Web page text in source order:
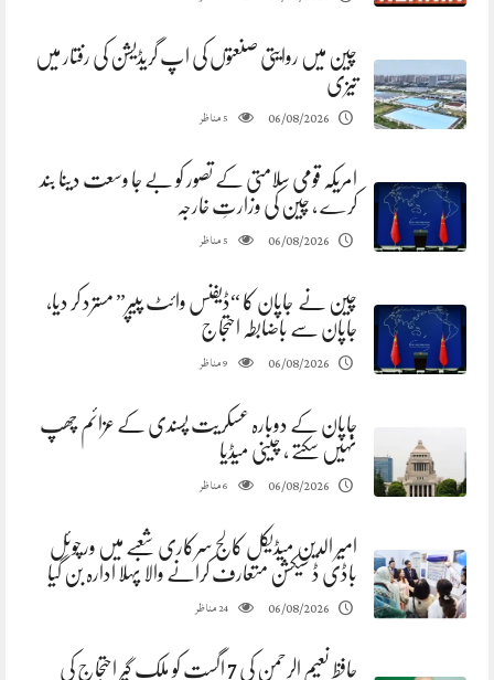
چین میں روایتی صنعتوں کی اپ گریڈیشن کی رفتار میں
تیزی
06/08/2026
5مناظر
امریکہ قومی سلامتی کے تصور کو بے جا وسعت دینا بند
کرے ، چین کی وزارتِ خارجہ
06/08/2026
5مناظر
چین نے جاپان کا “ڈیفنس وائٹ پیپر” مسترد کر دیا،
جاپان سے باضابطہ احتجاج
06/08/2026
9مناظر
جاپان کے دوبارہ عسکریت پسندی کے عزائم چھپ
نہیں سکتے ، چینی میڈیا
06/08/2026
6مناظر
​امیر الدین میڈیکل کالج سرکاری شعبے میں ورچوئل
باڈی ڈ سیکشن متعارف کرانے والا پہلا ادارہ بن گیا
06/08/2026
24مناظر
حافظ نعیم الرحمن کی 7 اگست کو ملک گیر احتجاج کی